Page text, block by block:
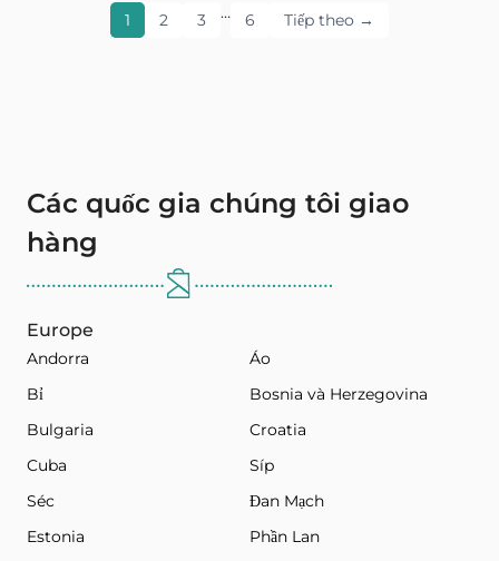
1 2 3 … 6 Tiếp theo →
Các quốc gia chúng tôi giao
hàng
Europe
Andorra
Áo
Bỉ
Bosnia và Herzegovina
Bulgaria
Croatia
Cuba
Síp
Séc
Đan Mạch
Estonia
Phần Lan